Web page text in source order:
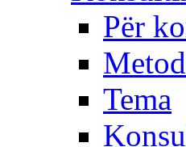
Për
Tema